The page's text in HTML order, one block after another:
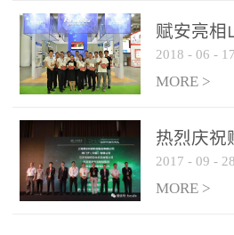
现火焰的跟踪和识别。能
更早的进行预警，达到早
报早防的效果。 系统构
成示意图： 图像型火灾
和监控端两大部分组成。
两者之间通过以太网相
联，一台监控主机最多可
赋安亮相
慧消防新
2018 - 06 - 17
MORE >
热烈庆祝
联合采购
2017 - 09 - 28
MORE >